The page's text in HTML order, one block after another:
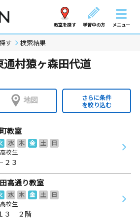
教室を探す 学習中の方 メニュー
す 検索結果
村猿ヶ森田代道
地図
さらに条件
を絞り込む
教室
水 木 金 土
日
校生
２３
高通り教室
水 木 金 土
日
校生
３ ２階